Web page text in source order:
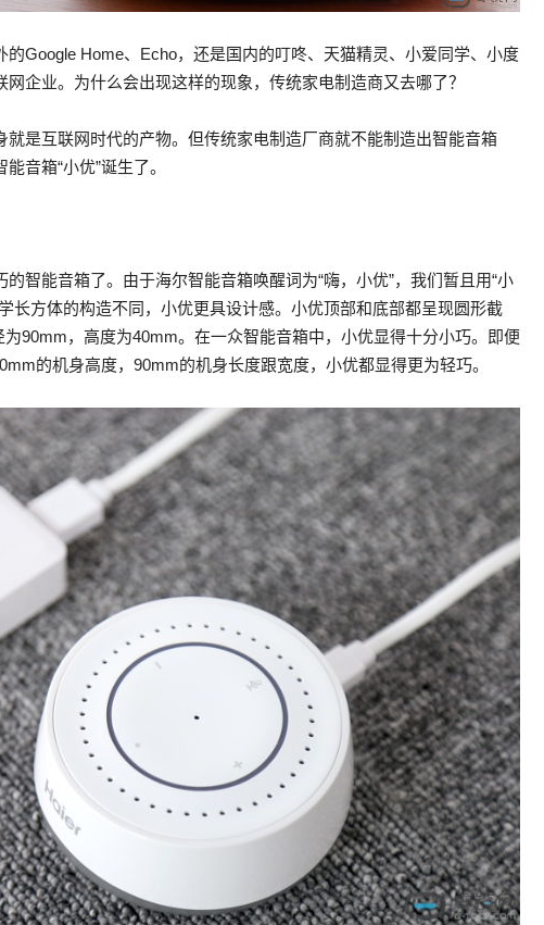
Google Home、Echo，还是国内的叮咚、天猫精灵、小爱同学、小度
企业。为什么会出现这样的现象，传统家电制造商又去哪了？
就是互联网时代的产物。但传统家电制造厂商就不能制造出智能音箱
音箱“小优”诞生了。
智能音箱了。由于海尔智能音箱唤醒词为“嗨，小优”，我们暂且用“小
长方体的构造不同，小优更具设计感。小优顶部和底部都呈现圆形截
90mm，高度为40mm。在一众智能音箱中，小优显得十分小巧。即便
的机身高度，90mm的机身长度跟宽度，小优都显得更为轻巧。